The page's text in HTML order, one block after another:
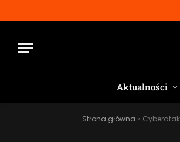
Aktualności
Strona główna »